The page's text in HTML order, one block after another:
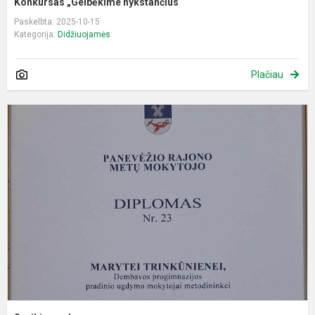
Paskelbta: 2025-10-15
Kategorija: Didžiuojamės
Plačiau